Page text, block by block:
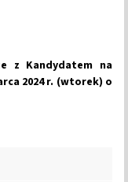
z Kandydatem na
2024 r. (wtorek) o